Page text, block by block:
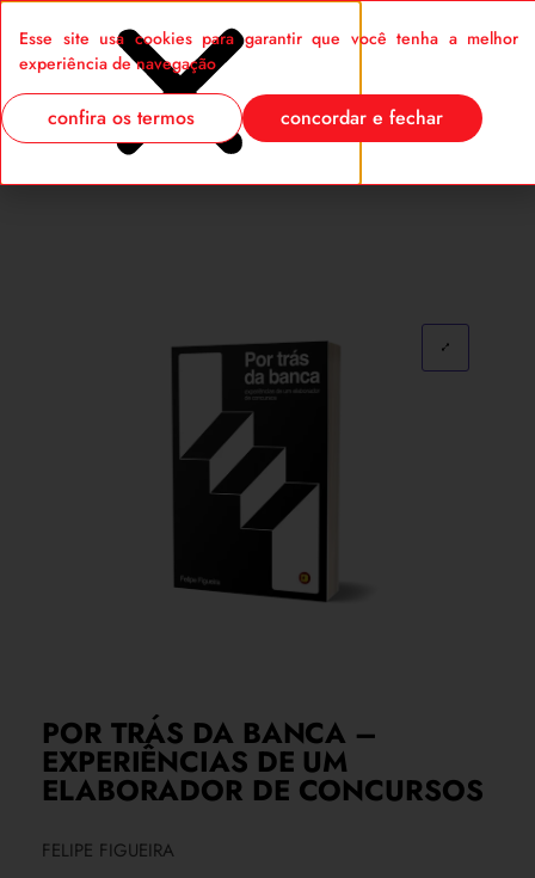
0
POR TRÁS DA BANCA –
EXPERIÊNCIAS DE UM
ELABORADOR DE CONCURSOS
FELIPE FIGUEIRA
Esse site usa cookies para garantir que você tenha a melhor
experiência de navegação
confira os termos concordar e fechar